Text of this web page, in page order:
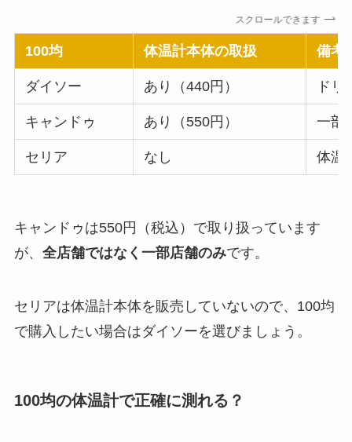
スクロールできます
100均 体温計本体の取扱 備考
ダイソー あり（440円） ドリ
キャンドゥ あり（550円） 一部
セリア なし 体温
キャンドゥは550円（税込）で取り扱っています
が、 全店舗ではなく一部店舗のみです。
セリアは体温計本体を販売していないので、100均
で購入したい場合はダイソーを選びましょう。
100均の体温計で正確に測れる？